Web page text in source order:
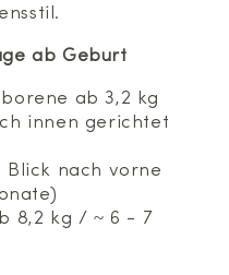
ab Geburt
ab 3,2 kg
innen gerichtet
Blick nach vorne
8,2 kg / ~ 6 - 7